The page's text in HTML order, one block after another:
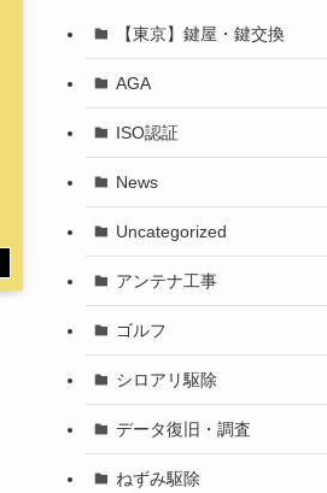
【東京】鍵屋・鍵交換
AGA
ISO認証
News
Uncategorized
アンテナ工事
ゴルフ
シロアリ駆除
データ復旧・調査
ねずみ駆除